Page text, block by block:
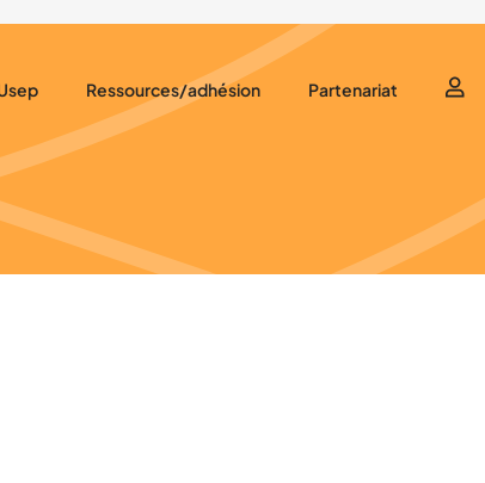
rôle
projet
sommes-nous ?
actions
récentes
Ressources/adhésion
Ressources pédagogiques
Partenariat